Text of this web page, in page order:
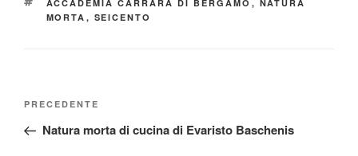
ACCADEMIA CARRARA DI BERGAMO , NATURA
MORTA , SEICENTO
Navigazione
Articolo
precedente:
PRECEDENTE
Natura morta di cucina di Evaristo Baschenis